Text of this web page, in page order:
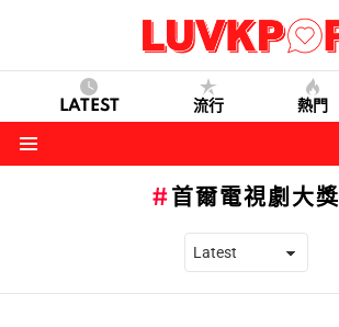
LATEST 流行 熱門
首爾電視劇大獎